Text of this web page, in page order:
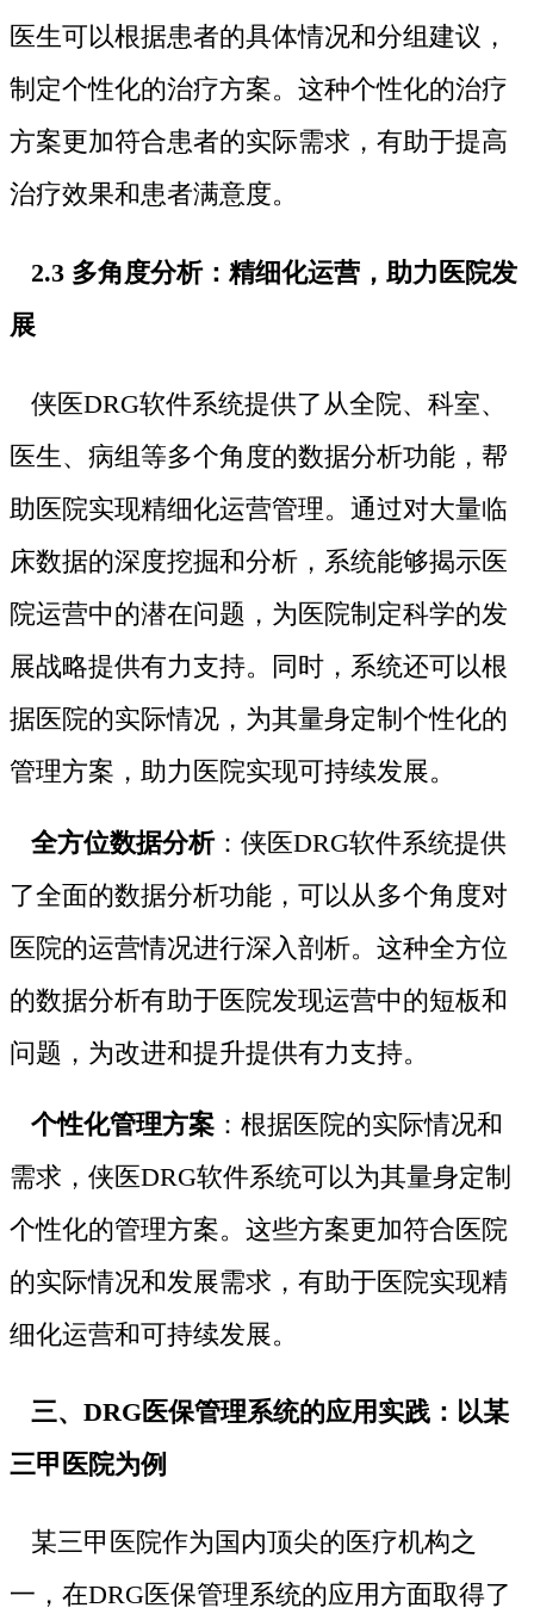
医生可以根据患者的具体情况和分组建议，
制定个性化的治疗方案。这种个性化的治疗
方案更加符合患者的实际需求，有助于提高
治疗效果和患者满意度。
2.3 多角度分析：精细化运营，助力医院发
展
侠医DRG软件系统提供了从全院、科室、
医生、病组等多个角度的数据分析功能，帮
助医院实现精细化运营管理。通过对大量临
床数据的深度挖掘和分析，系统能够揭示医
院运营中的潜在问题，为医院制定科学的发
展战略提供有力支持。同时，系统还可以根
据医院的实际情况，为其量身定制个性化的
管理方案，助力医院实现可持续发展。
全方位数据分析：侠医DRG软件系统提供
了全面的数据分析功能，可以从多个角度对
医院的运营情况进行深入剖析。这种全方位
的数据分析有助于医院发现运营中的短板和
问题，为改进和提升提供有力支持。
个性化管理方案 ：根据医院的实际情况和
需求，侠医DRG软件系统可以为其量身定制
个性化的管理方案。这些方案更加符合医院
的实际情况和发展需求，有助于医院实现精
细化运营和可持续发展。
三、DRG医保管理系统的应用实践：以某
三甲医院为例
某三甲医院作为国内顶尖的医疗机构之
一，在DRG医保管理系统的应用方面取得了